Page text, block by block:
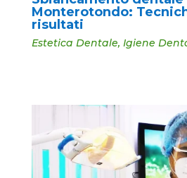
Monterotondo:
risultati
Estetica Dentale, Igiene